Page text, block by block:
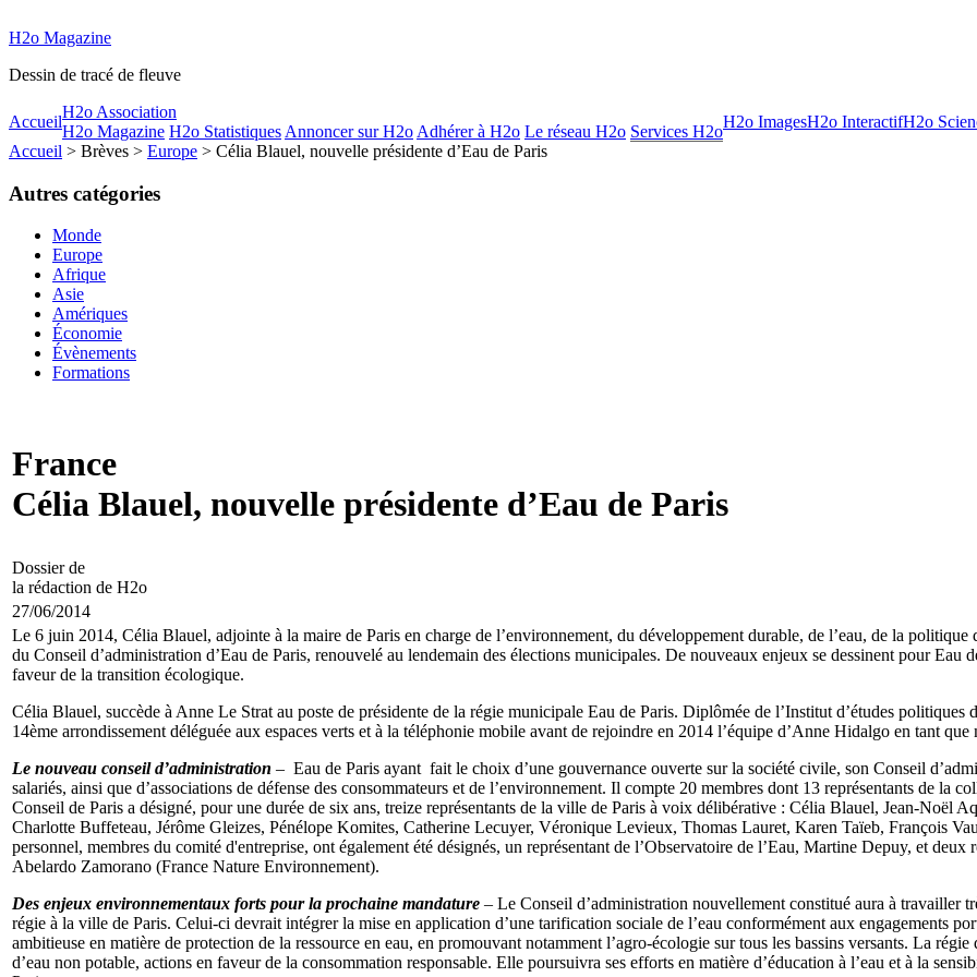
H2o Magazine
Dessin de tracé de fleuve
Accueil
H2o Association
H2o Magazine H2o Statistiques Annoncer sur H2o Adhérer à H2o Le réseau H2o Services H2o
H2o ImagesH2o InteractifH2o
Accueil > Brèves > Europe > Célia Blauel, nouvelle présidente d’Eau de Paris
Autres catégories
Monde
Europe
Afrique
Asie
Amériques
Économie
Évènements
Formations
France
Célia Blauel, nouvelle présidente d’Eau de Paris
Dossier de
la rédaction de H2o
27/06/2014
Le 6 juin 2014, Célia Blauel, adjointe à la maire de Paris en charge de l’environnement, du développement durable, de l’eau, de la
du Conseil d’administration d’Eau de Paris, renouvelé au lendemain des élections municipales. De nouveaux enjeux se dessinent pour Eau
faveur de la transition écologique.
Célia Blauel, succède à Anne Le Strat au poste de présidente de la régie municipale Eau de Paris. Diplômée de l’Institut d’études
14ème arrondissement déléguée aux espaces verts et à la téléphonie mobile avant de rejoindre en 2014 l’équipe d’Anne Hidalgo en tant que
Le nouveau conseil d’administration – Eau de Paris ayant fait le choix d’une gouvernance ouverte sur la société civile, son Conseil
salariés, ainsi que d’associations de défense des consommateurs et de l’environnement. Il compte 20 membres dont 13 représentants de la
Conseil de Paris a désigné, pour une durée de six ans, treize représentants de la ville de Paris à voix délibérative : Célia Blauel, Jean‐Noël
Charlotte Buffeteau, Jérôme Gleizes, Pénélope Komites, Catherine Lecuyer, Véronique Levieux, Thomas Lauret, Karen Taïeb, François
personnel, membres du comité d'entreprise, ont également été désignés, un représentant de l’Observatoire de l’Eau, Martine Depuy, et
Abelardo Zamorano (France Nature Environnement).
Des enjeux environnementaux forts pour la prochaine mandature – Le Conseil d’administration nouvellement constitué aura à travailler
régie à la ville de Paris. Celui‐ci devrait intégrer la mise en application d’une tarification sociale de l’eau conformément aux engagements
ambitieuse en matière de protection de la ressource en eau, en promouvant notamment l’agro‐écologie sur tous les bassins versants. La
d’eau non potable, actions en faveur de la consommation responsable. Elle poursuivra ses efforts en matière d’éducation à l’eau et à la